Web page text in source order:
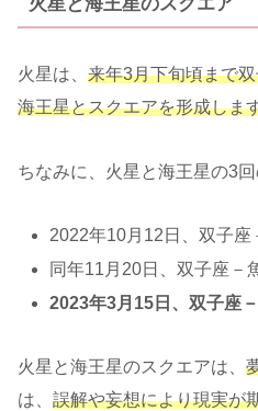
火星は、 来年3月下旬頃まで
海王星とスクエアを形成しま
ちなみに、火星と海王星の3
2022年10月12日、双子座
同年11月20日、双子座－
2023年3月15日、双子座
火星と海王星のスクエアは、
は、 誤解や妄想により現実が